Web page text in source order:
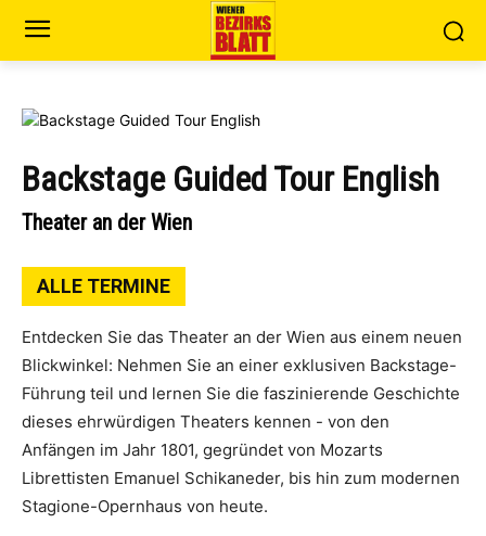
Backstage Guided Tour English
Theater an der Wien
ALLE TERMINE
Entdecken Sie das Theater an der Wien aus einem neuen
Blickwinkel: Nehmen Sie an einer exklusiven Backstage-
Führung teil und lernen Sie die faszinierende Geschichte
dieses ehrwürdigen Theaters kennen - von den
Anfängen im Jahr 1801, gegründet von Mozarts
Librettisten Emanuel Schikaneder, bis hin zum modernen
Stagione-Opernhaus von heute.